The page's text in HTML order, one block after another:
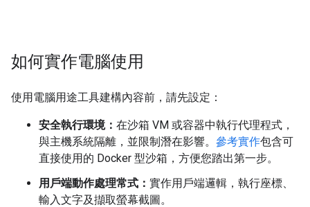
如何實作電腦使用
使用電腦用途工具建構內容前，請先設定：
安全執行環境： 在沙箱 VM 或容器中執行代理程式，
與主機系統隔離，並限制潛在影響。 參考實作包含可
直接使用的 Docker 型沙箱，方便您踏出第一步。
用戶端動作處理常式： 實作用戶端邏輯，執行座標、
輸入文字及擷取螢幕截圖。